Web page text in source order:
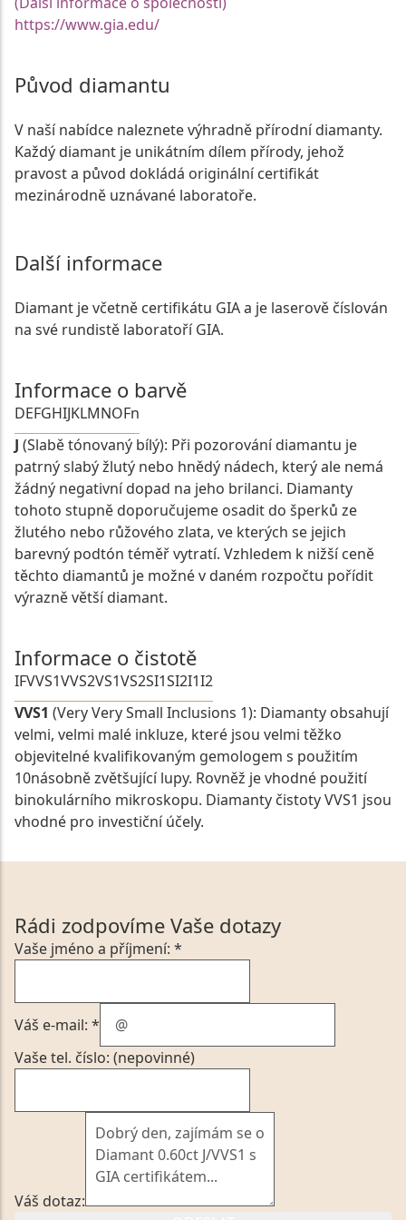
https://www.gia.edu/
Původ diamantu
V naší nabídce naleznete výhradně přírodní diamanty.
Každý diamant je unikátním dílem přírody, jehož
pravost a původ dokládá originální certifikát
mezinárodně uznávané laboratoře.
Další informace
Diamant je včetně certifikátu GIA a je laserově číslován
na své rundistě laboratoří GIA.
Informace o barvě
DEFGHIJKLMNOFn
J (Slabě tónovaný bílý): Při pozorování diamantu je
patrný slabý žlutý nebo hnědý nádech, který ale nemá
žádný negativní dopad na jeho brilanci. Diamanty
tohoto stupně doporučujeme osadit do šperků ze
žlutého nebo růžového zlata, ve kterých se jejich
barevný podtón téměř vytratí. Vzhledem k nižší ceně
těchto diamantů je možné v daném rozpočtu pořídit
výrazně větší diamant.
Informace o čistotě
IFVVS1VVS2VS1VS2SI1SI2I1I2
VVS1 (Very Very Small Inclusions 1): Diamanty obsahují
velmi, velmi malé inkluze, které jsou velmi těžko
objevitelné kvalifikovaným gemologem s použitím
10násobně zvětšující lupy. Rovněž je vhodné použití
binokulárního mikroskopu. Diamanty čistoty VVS1 jsou
vhodné pro investiční účely.
Rádi zodpovíme Vaše dotazy
Vaše jméno a příjmení: *
Váš e-mail: *
Vaše tel. číslo: (nepovinné)
Váš dotaz: